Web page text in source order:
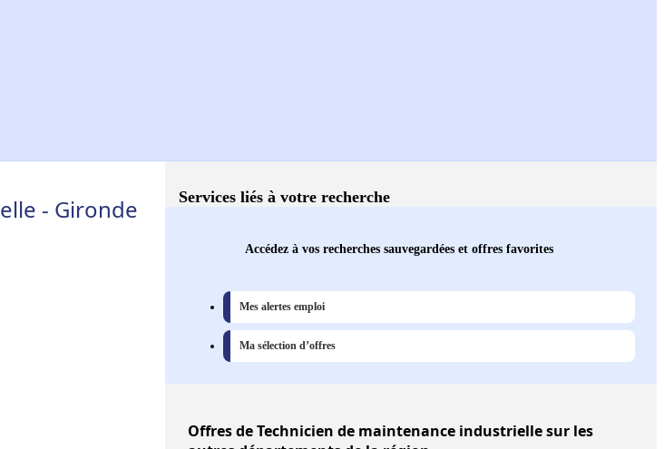
- Gironde
Services liés à votre recherche
Accédez à vos recherches sauvegardées et offres favorites
Mes alertes emploi
Ma sélection d’offres
Offresde Technicien de maintenance industrielle sur les